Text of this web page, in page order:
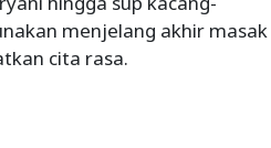
menjelang akhir masak
cita rasa.